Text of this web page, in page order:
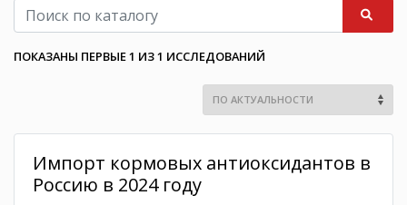
ПОКАЗАНЫ ПЕРВЫЕ 1 ИЗ 1 ИССЛЕДОВАНИЙ
Импорт кормовых антиоксидантов в
Россию в 2024 году